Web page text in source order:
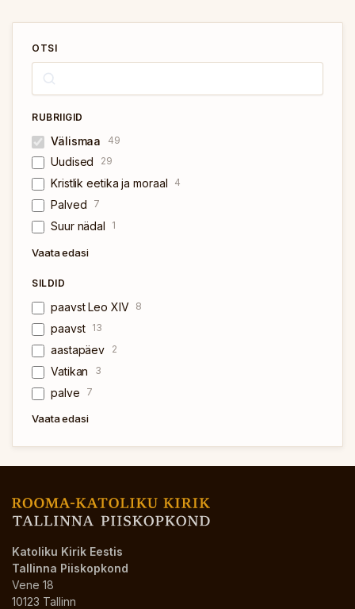
OTSI
RUBRIIGID
Välismaa 49
Uudised 29
Kristlik eetika ja moraal 4
Palved 7
Suur nädal 1
Vaata edasi
SILDID
paavst Leo XIV 8
paavst 13
aastapäev 2
Vatikan 3
palve 7
Vaata edasi
Katoliku Kirik Eestis
Tallinna Piiskopkond
Vene 18
10123 Tallinn